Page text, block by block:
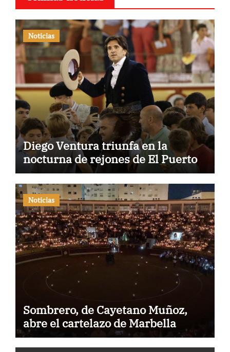
Noticias
Diego Ventura triunfa en la
nocturna de rejones de El Puerto
Noticias
Sombrero, de Cayetano Muñoz,
abre el cartelazo de Marbella